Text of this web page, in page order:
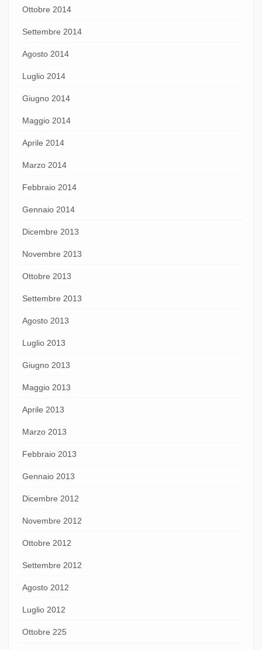
Ottobre 2014
Settembre 2014
Agosto 2014
Luglio 2014
Giugno 2014
Maggio 2014
Aprile 2014
Marzo 2014
Febbraio 2014
Gennaio 2014
Dicembre 2013
Novembre 2013
Ottobre 2013
Settembre 2013
Agosto 2013
Luglio 2013
Giugno 2013
Maggio 2013
Aprile 2013
Marzo 2013
Febbraio 2013
Gennaio 2013
Dicembre 2012
Novembre 2012
Ottobre 2012
Settembre 2012
Agosto 2012
Luglio 2012
Ottobre 225